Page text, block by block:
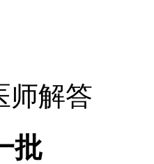
师解答
批